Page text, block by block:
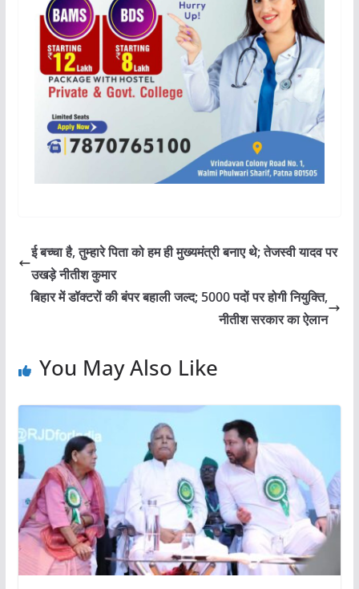
ई बच्चा है, तुम्हारे पिता को हम ही मुख्यमंत्री बनाए थे; तेजस्वी यादव पर
उखड़े नीतीश कुमार
बिहार में डॉक्टरों की बंपर बहाली जल्द; 5000 पदों पर होगी नियुक्ति,
नीतीश सरकार का ऐलान
You May Also Like